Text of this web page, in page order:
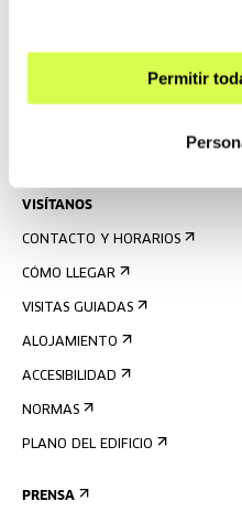
Permitir
VISÍTANOS
CONTACTO Y HORARIOS
CÓMO LLEGAR
VISITAS GUIADAS
ALOJAMIENTO
ACCESIBILIDAD
NORMAS
PLANO DEL EDIFICIO
PRENSA